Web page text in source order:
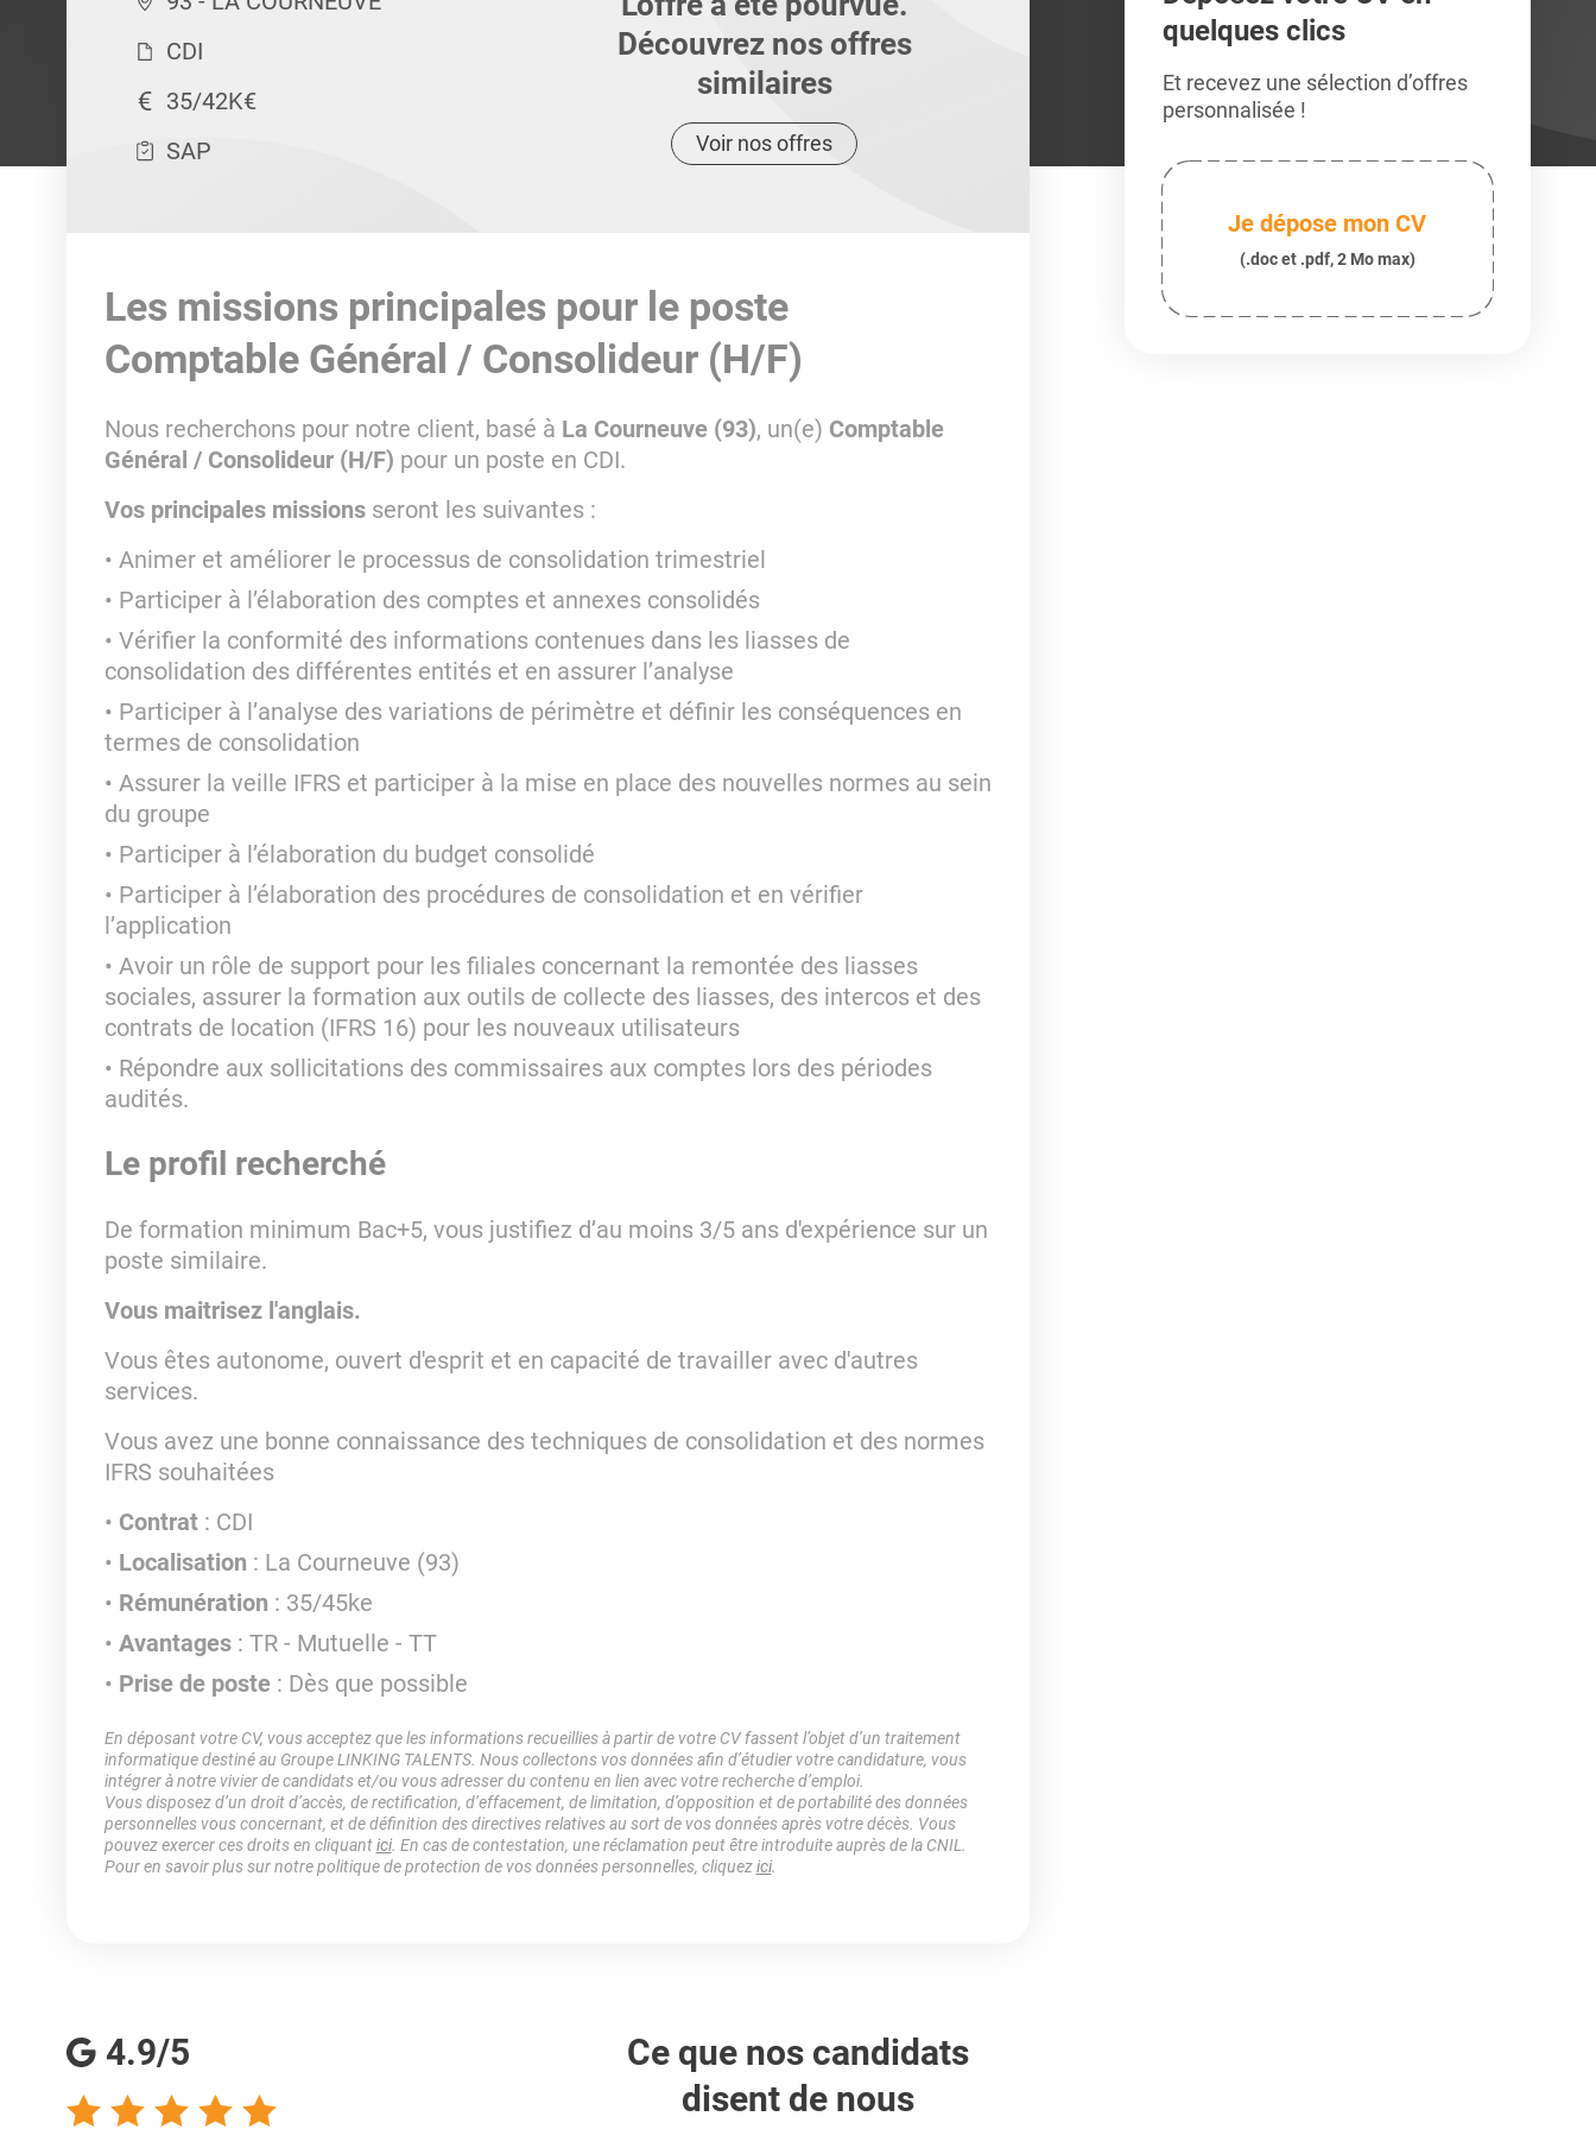
CDI
35/42K€
SAP
Découvrez nos offres
similaires
Voir nos offres
Les missions principales pour le poste
Comptable Général / Consolideur (H/F)
Nous recherchons pour notre client, basé à La Courneuve (93), un(e) Comptable
Général / Consolideur (H/F) pour un poste en CDI.
Vos principales missionsseront les suivantes :
Animer et améliorer le processus de consolidation trimestriel
Participer à l’élaboration des comptes et annexes consolidés
Vérifier la conformité des informations contenues dans les liasses de
consolidation des différentes entités et en assurer l’analyse
Participer à l’analyse des variations de périmètre et définir les conséquences en
termes de consolidation
Assurer la veille IFRS et participer à la mise en place des nouvelles normes au sein
du groupe
Participer à l’élaboration du budget consolidé
Participer à l’élaboration des procédures de consolidation et en vérifier
l’application
Avoir un rôle de support pour les filiales concernant la remontée des liasses
sociales, assurer la formation aux outils de collecte des liasses, des intercos et des
contrats de location (IFRS 16) pour les nouveaux utilisateurs
Répondre aux sollicitations des commissaires aux comptes lors des périodes
audités.
Le profil recherché
De formation minimum Bac+5, vous justifiez d’au moins 3/5 ans d'expérience sur un
poste similaire.
Vous maitrisez l'anglais.
Vous êtes autonome, ouvert d'esprit et en capacité de travailler avec d'autres
services.
Vous avez une bonne connaissance des techniques de consolidation et des normes
IFRS souhaitées
Contrat : CDI
Localisation : La Courneuve (93)
Rémunération : 35/45ke
Avantages : TR - Mutuelle - TT
Prise de poste : Dès que possible
En déposant votre CV, vous acceptez que les informations recueillies à partir de votre CV fassent l’objet d’un traitement
informatique destiné au Groupe LINKING TALENTS. Nous collectons vos données afin d’étudier votre candidature, vous
intégrer à notre vivier de candidats et/ou vous adresser du contenu en lien avec votre recherche d’emploi.
Vous disposez d’un droit d’accès, de rectification, d’effacement, de limitation, d’opposition et de portabilité des données
personnelles vous concernant, et de définition des directives relatives au sort de vos données après votre décès. Vous
pouvez exercer ces droits en cliquantici. En cas de contestation, une réclamation peut être introduite auprès de la CNIL.
Pour en savoir plus sur notre politique de protection de vos données personnelles, cliquezici.
quelques clics
Et recevez une sélection d’offres
personnalisée !
Je dépose mon CV
(.doc et .pdf, 2 Mo max)
4.9/5
Ce que nos candidats
disent de nous